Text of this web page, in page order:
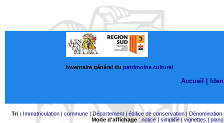
Inventaire général du patrimoine culturel
Accueil |
Tri : Immatriculation| commune| Département| édifice de conservation| Dénomination
Mode d'affichage: notice| simplifié|vignettes |